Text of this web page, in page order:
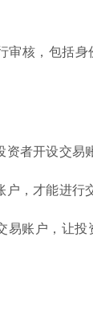
核，包括
者开设交易
，才能进行
账户，让